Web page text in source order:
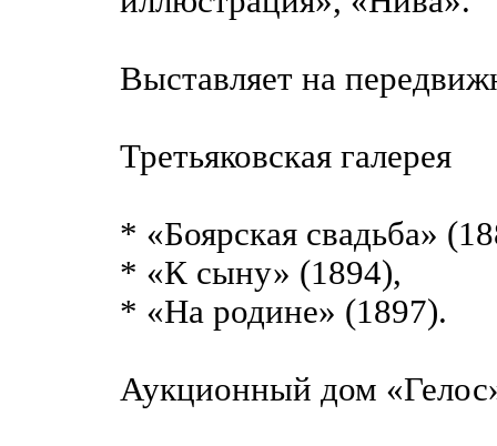
Выставляет на
Третьяковская галерея
* «Боярская свадьба»
* «К сыну» (1894),
* «На родине» (1897).
Аукционный дом